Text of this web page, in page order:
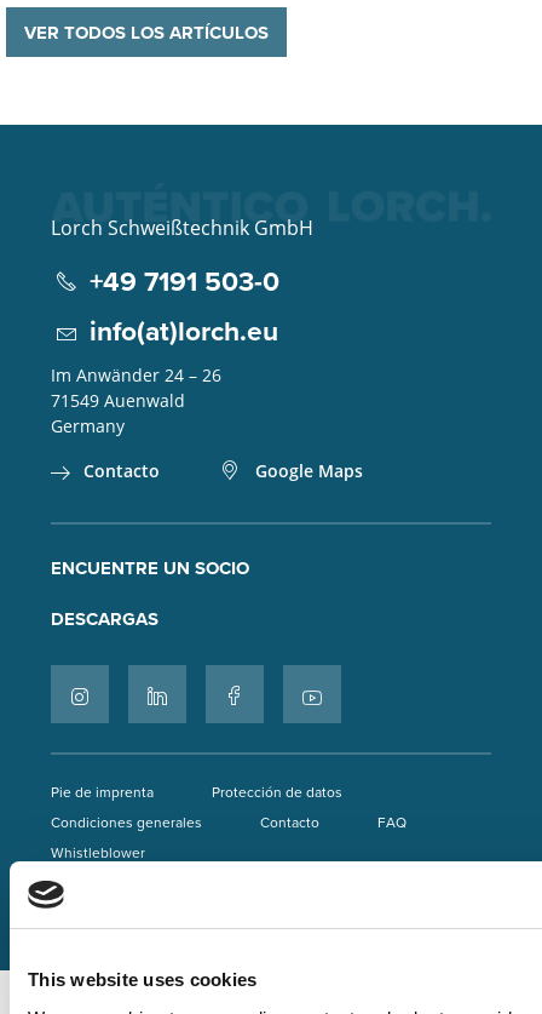
This website uses cookies
VER TODOS LOS ARTÍCULOS
Lorch Schweißtechnik GmbH
+49 7191 503-0
info(at)lorch.eu
Im Anwänder 24 – 26
71549 Auenwald
Germany
Contacto
Google Maps
ENCUENTRE UN SOCIO
DESCARGAS
Pie de imprenta
Protección de datos
Condiciones generales
Contacto
FAQ
Whistleblower